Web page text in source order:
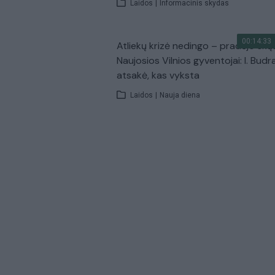
Laidos | Informacinis skydas
00:14:33
Atliekų krizė nedingo – pradėjo
Naujosios Vilnios gyventojai: I.
atsakė, kas vyksta
Laidos | Nauja diena